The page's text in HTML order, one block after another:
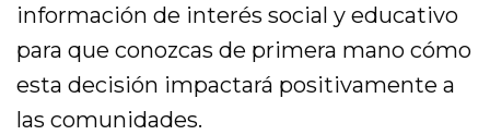
información de interés social y educativo
para que conozcas de primera mano cómo
esta decisión impactará positivamente a
las comunidades.